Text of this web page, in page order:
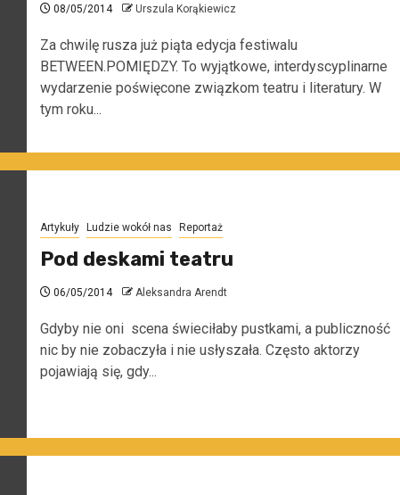
08/05/2014 Urszula Korąkiewicz
Za chwilę rusza już piąta edycja festiwalu
BETWEEN.POMIĘDZY. To wyjątkowe, interdyscyplinarne
wydarzenie poświęcone związkom teatru i literatury. W
tym roku...
Artykuły Ludzie wokół nas Reportaż
Pod deskami teatru
06/05/2014 Aleksandra Arendt
Gdyby nie oni scena świeciłaby pustkami, a publiczność
nic by nie zobaczyła i nie usłyszała. Często aktorzy
pojawiają się, gdy...